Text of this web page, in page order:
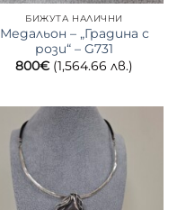
БИЖУТА НАЛИЧНИ
Медальон – „Градина с
рози“ – G731
800€ (1,564.66 лв.)